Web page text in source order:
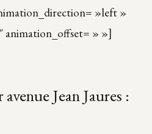
»left »
animation_offset= » »]
Jean Jaures :